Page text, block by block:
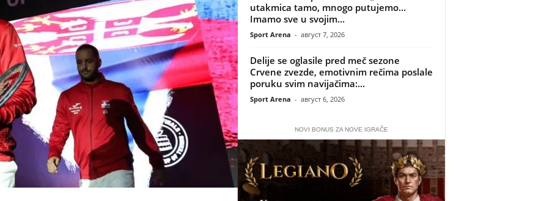
utakmica tamo, mnogo putujemo…
Imamo sve u svojim...
Sport Arena - август 7, 2026
Delije se oglasile pred meč sezone
Crvene zvezde, emotivnim rečima poslale
poruku svim navijačima:...
Sport Arena - август 6, 2026
NOVI BONUS ZA NOVE IGRAČE